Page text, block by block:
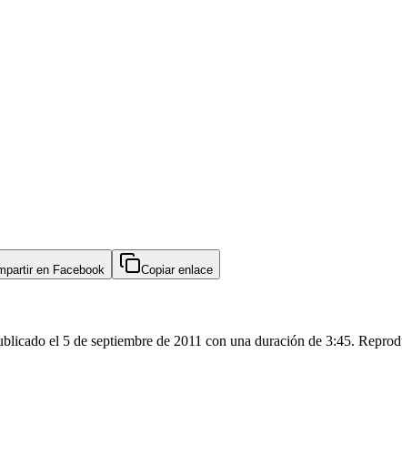
en Facebook Copiar enlace
el 5 de septiembre de 2011 con una duración de 3:45.